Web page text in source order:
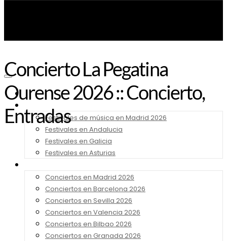
Noticias
Festivales de música en Madrid 2026
Festivales en Andalucia
Festivales en Galicia
Festivales en Asturias
Conciertos en Madrid 2026
Conciertos en Barcelona 2026
Conciertos en Sevilla 2026
Conciertos en Valencia 2026
Conciertos en Bilbao 2026
Conciertos en Granada 2026
Concierto La Pegatina
Ourense 2026 :: Concierto,
Entradas